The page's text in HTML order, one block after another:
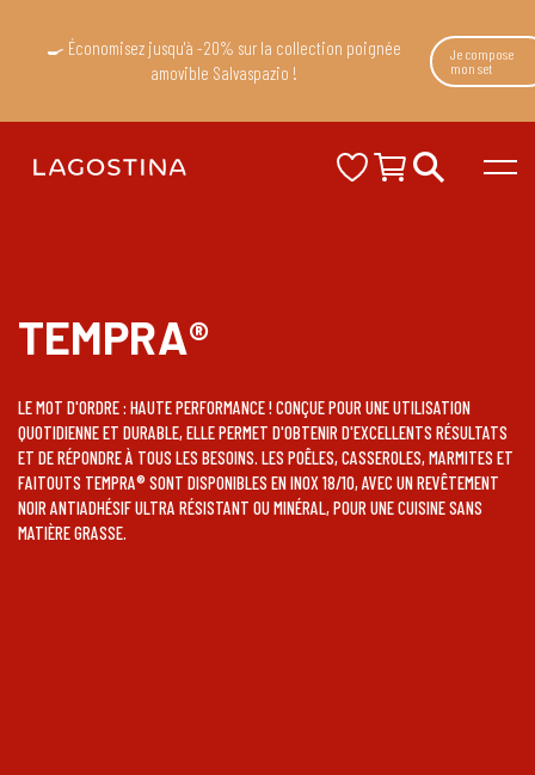
🍳 Économisez jusqu'à -20% sur la collection poignée
amovible Salvaspazio !
Je compose
mon set
TEMPRA®
LE MOT D'ORDRE : HAUTE PERFORMANCE ! CONÇUE POUR UNE UTILISATION
QUOTIDIENNE ET DURABLE, ELLE PERMET D'OBTENIR D'EXCELLENTS RÉSULTATS
ET DE RÉPONDRE À TOUS LES BESOINS. LES POÊLES, CASSEROLES, MARMITES ET
FAITOUTS TEMPRA® SONT DISPONIBLES EN INOX 18/10, AVEC UN REVÊTEMENT
NOIR ANTIADHÉSIF ULTRA RÉSISTANT OU MINÉRAL, POUR UNE CUISINE SANS
MATIÈRE GRASSE.